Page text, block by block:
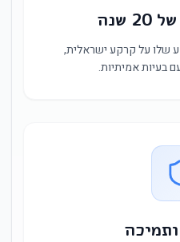
שנה
שלו על קרקע ישראלית,
בעיות אמיתיות.